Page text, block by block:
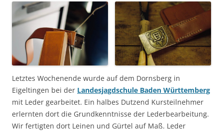
Letztes Wochenende wurde auf dem Dornsberg in
Eigeltingen bei der Landesjagdschule Baden Württemberg
mit Leder gearbeitet. Ein halbes Dutzend Kursteilnehmer
erlernten dort die Grundkenntnisse der Lederbearbeitung.
Wir fertigten dort Leinen und Gürtel auf Maß. Leder